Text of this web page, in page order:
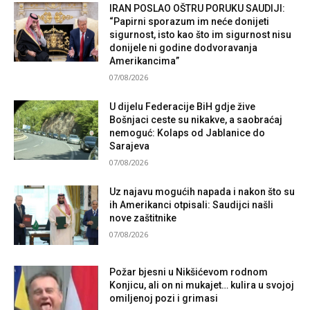
IRAN POSLAO OŠTRU PORUKU SAUDIJI:
“Papirni sporazum im neće donijeti
sigurnost, isto kao što im sigurnost nisu
donijele ni godine dodvoravanja
Amerikancima”
07/08/2026
U dijelu Federacije BiH gdje žive
Bošnjaci ceste su nikakve, a saobraćaj
nemoguć: Kolaps od Jablanice do
Sarajeva
07/08/2026
Uz najavu mogućih napada i nakon što su
ih Amerikanci otpisali: Saudijci našli
nove zaštitnike
07/08/2026
Požar bjesni u Nikšićevom rodnom
Konjicu, ali on ni mukajet… kulira u svojoj
omiljenoj pozi i grimasi